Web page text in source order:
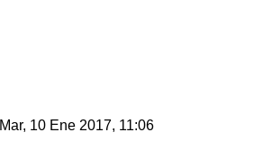
Mar, 10 Ene 2017, 11:06